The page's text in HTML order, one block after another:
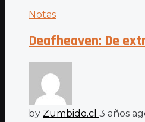
Notas
Deafheaven: De
by Zumbido.cl 3 años